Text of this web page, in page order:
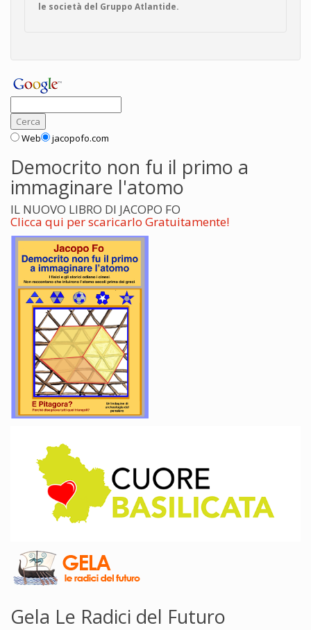
le società del Gruppo Atlantide.
Web jacopofo.com
Democrito non fu il primo a
immaginare l'atomo
IL NUOVO LIBRO DI JACOPO FO
Clicca qui per scaricarlo Gratuitamente!
Gela Le Radici del Futuro